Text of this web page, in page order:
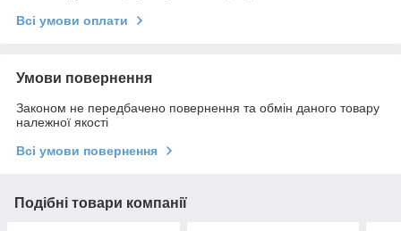
Всі умови оплати
Умови повернення
Законом не передбачено повернення та обмін даного товару
належної якості
Всі умови повернення
Подібні товари компанії